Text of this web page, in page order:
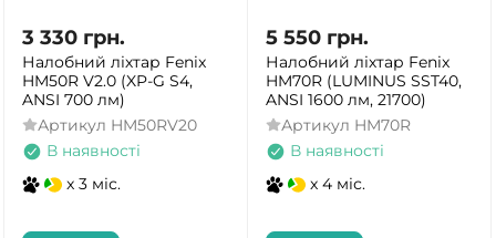
3 330 грн.
Налобний ліхтар Fenix
HM50R V2.0 (XP-G S4,
ANSI 700 лм)
Артикул HM50RV20
В наявності
x 3 міс.
5 550 грн.
Налобний ліхтар Fenix
HM70R (LUMINUS SST40,
ANSI 1600 лм, 21700)
Артикул HM70R
В наявності
x 4 міс.